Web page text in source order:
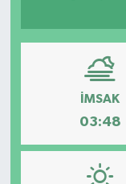
İMSAK
03:48
Sağlık
Siyaset
Yaşam